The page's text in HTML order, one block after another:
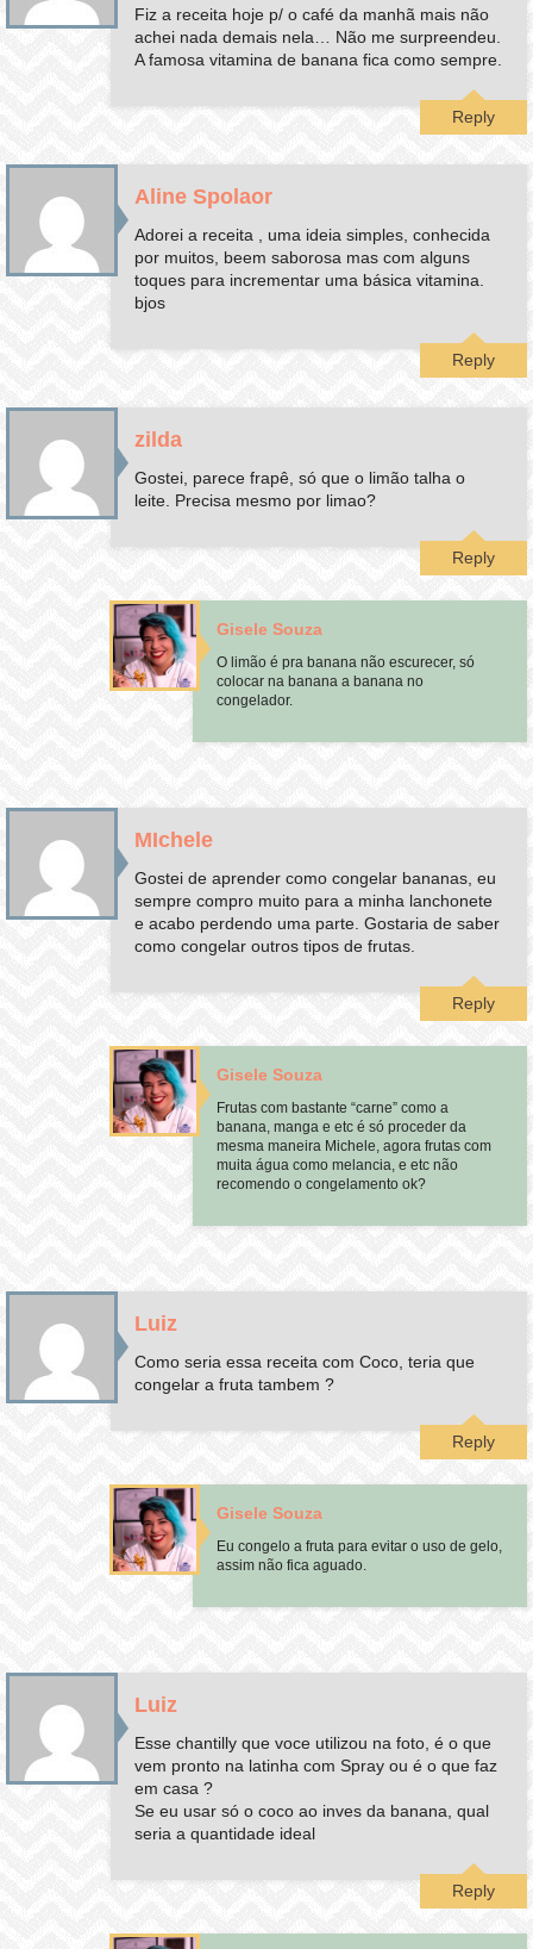
Fiz a receita hoje p/ o café da manhã mais não
achei nada demais nela… Não me surpreendeu.
A famosa vitamina de banana fica como sempre.
Reply
Aline Spolaor
Adorei a receita , uma ideia simples, conhecida
por muitos, beem saborosa mas com alguns
toques para incrementar uma básica vitamina.
bjos
Reply
zilda
Gostei, parece frapê, só que o limão talha o
leite. Precisa mesmo por limao?
Reply
Gisele Souza
O limão é pra banana não escurecer, só
colocar na banana a banana no
congelador.
MIchele
Gostei de aprender como congelar bananas, eu
sempre compro muito para a minha lanchonete
e acabo perdendo uma parte. Gostaria de saber
como congelar outros tipos de frutas.
Reply
Gisele Souza
Frutas com bastante “carne” como a
banana, manga e etc é só proceder da
mesma maneira Michele, agora frutas com
muita água como melancia, e etc não
recomendo o congelamento ok?
Luiz
Como seria essa receita com Coco, teria que
congelar a fruta tambem ?
Reply
Gisele Souza
Eu congelo a fruta para evitar o uso de gelo,
assim não fica aguado.
Luiz
Esse chantilly que voce utilizou na foto, é o que
vem pronto na latinha com Spray ou é o que faz
em casa ?
Se eu usar só o coco ao inves da banana, qual
seria a quantidade ideal
Reply